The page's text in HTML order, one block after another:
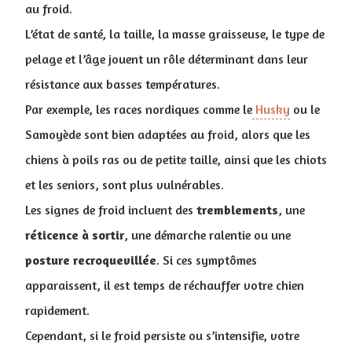
au froid.
L’état de santé, la taille, la masse graisseuse, le type de
pelage et l’âge jouent un rôle déterminant dans leur
résistance aux basses températures.
Par exemple, les races nordiques comme le Husky ou le
Samoyède sont bien adaptées au froid, alors que les
chiens à poils ras ou de petite taille, ainsi que les chiots
et les seniors, sont plus vulnérables.
Les signes de froid incluent des tremblements, une
réticence à sortir, une démarche ralentie ou une
posture recroquevillée. Si ces symptômes
apparaissent, il est temps de réchauffer votre chien
rapidement.
Cependant, si le froid persiste ou s’intensifie, votre